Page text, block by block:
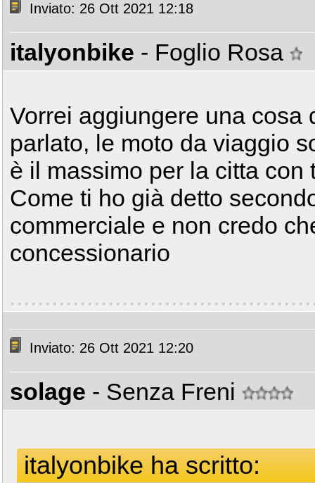
Inviato: 26 Ott 2021 12:18
italyonbike - Foglio Rosa
Vorrei aggiungere una cosa
parlato, le moto da viaggio
è il massimo per la citta
Come ti ho già detto
commerciale e non credo
concessionario
Inviato: 26 Ott 2021 12:20
solage - Senza Freni
italyonbike ha scritto: